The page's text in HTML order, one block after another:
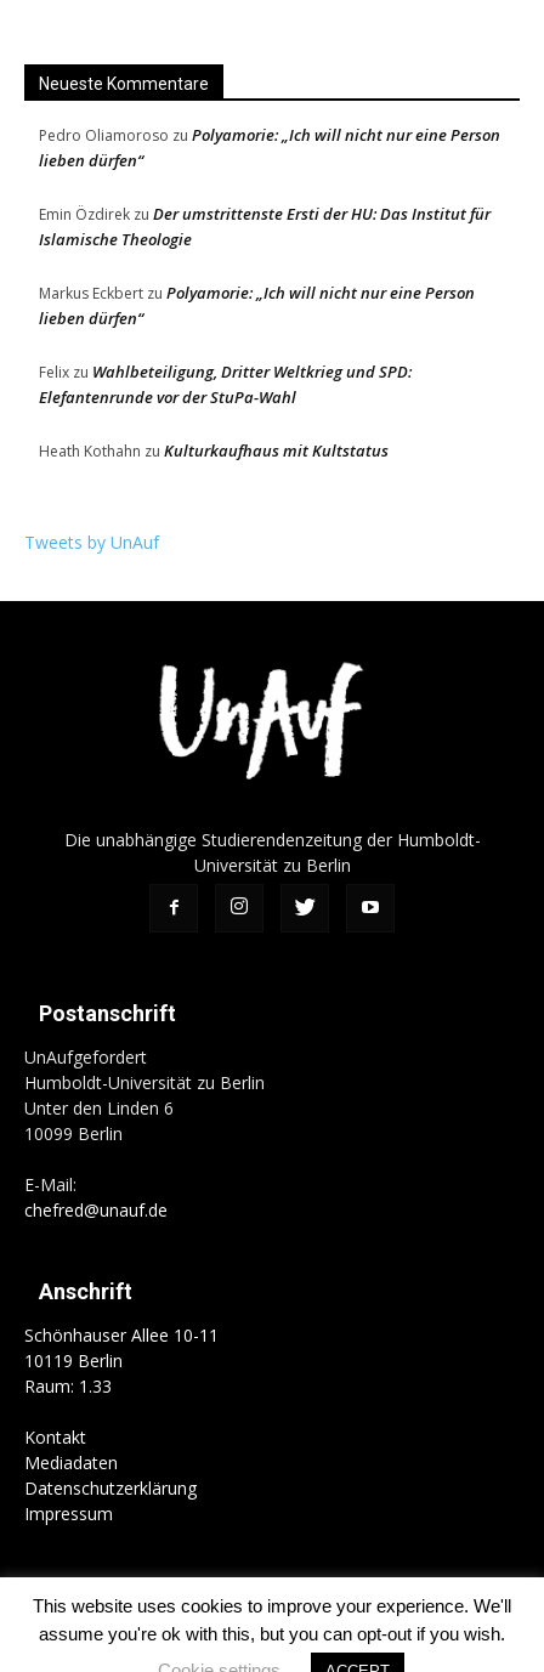
Neueste Kommentare
Pedro Oliamoroso zu Polyamorie: „Ich will nicht nur eine Person
lieben dürfen“
Emin Özdirek zu Der umstrittenste Ersti der HU: Das Institut für
Islamische Theologie
Markus Eckbert zu Polyamorie: „Ich will nicht nur eine Person
lieben dürfen“
Felix zu Wahlbeteiligung, Dritter Weltkrieg und SPD:
Elefantenrunde vor der StuPa-Wahl
Heath Kothahn zu Kulturkaufhaus mit Kultstatus
Tweets by UnAuf
Die unabhängige Studierendenzeitung der Humboldt-
Universität zu Berlin
Postanschrift
UnAufgefordert
Humboldt-Universität zu Berlin
Unter den Linden 6
10099 Berlin
E-Mail:
chefred@unauf.de
Anschrift
Schönhauser Allee 10-11
10119 Berlin
Raum: 1.33
Kontakt
Mediadaten
Datenschutzerklärung
Impressum
Home Campus Gesellschaft Politik Kultur
Schwerpunkte
Kolumnen
Mitmachen
This website uses cookies to improve your experience. We'll
assume you're ok with this, but you can opt-out if you wish.